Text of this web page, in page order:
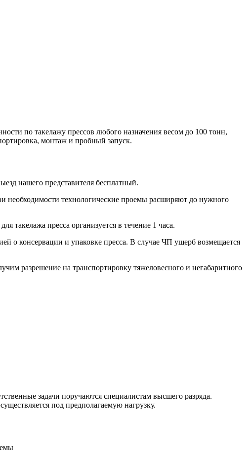
по такелажу прессов любого назначения весом до 100 тонн,
монтаж и пробный запуск.
нашего представителя бесплатный.
необходимости технологические проемы расширяют до нужного
такелажа пресса организуется в течение 1 часа.
о консервации и упаковке пресса. В случае ЧП ущерб возмещается
разрешение на транспортировку тяжеловесного и негабаритного
задачи поручаются специалистам высшего разряда.
под предполагаемую нагрузку.